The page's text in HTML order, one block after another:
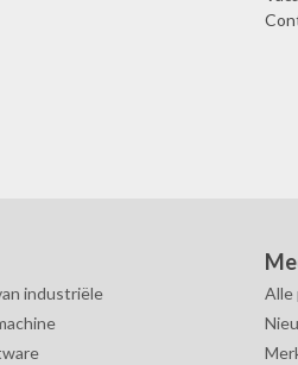
industriële
Alle